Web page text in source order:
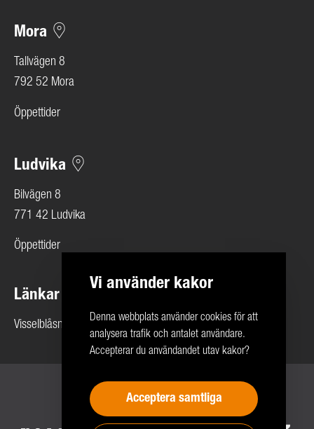
Mora
Tallvägen 8
792 52 Mora
Öppettider
Ludvika
Bilvägen 8
771 42 Ludvika
Öppettider
Länkar
Visselblåsning
Copyright 2026 © Rolf Ericson Bil Företagen
Vi använder kakor
Denna webbplats använder cookies för att
analysera trafik och antalet användare.
Accepterar du användandet utav kakor?
Acceptera samtliga